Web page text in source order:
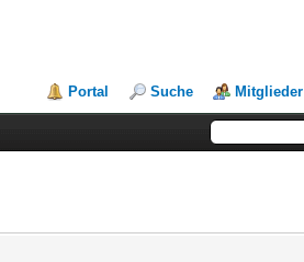
Portal Suche Mitglieder